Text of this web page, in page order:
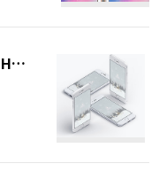
Noeul Background Snow - XenHTML Theme